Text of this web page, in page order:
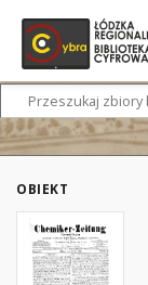
OBIEKT